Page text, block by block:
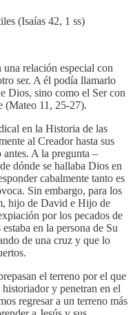
(Isaías 42, 1 ss)
una relación especial con
ser. A él podía llamarlo
Dios, sino como el Ser con
(Mateo 11, 25-27).
en la Historia de las
al Creador hasta sus
A la pregunta –
dónde se hallaba Dios en
cabalmente tanto es
Sin embargo, para los
hijo de David e Hijo de
por los pecados de
en la persona de Su
de una cruz y que lo
el terreno por el que
y penetran en el
regresar a un terreno más